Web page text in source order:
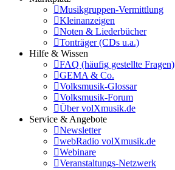
Musikgruppen-Vermittlung
Kleinanzeigen
Noten & Liederbücher
Tonträger (CDs u.a.)
Hilfe & Wissen
FAQ (häufig gestellte Fragen)
GEMA & Co.
Volksmusik-Glossar
Volksmusik-Forum
Über volXmusik.de
Service & Angebote
Newsletter
webRadio volXmusik.de
Webinare
Veranstaltungs-Netzwerk